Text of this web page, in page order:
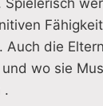
Auch die
wo sie
.